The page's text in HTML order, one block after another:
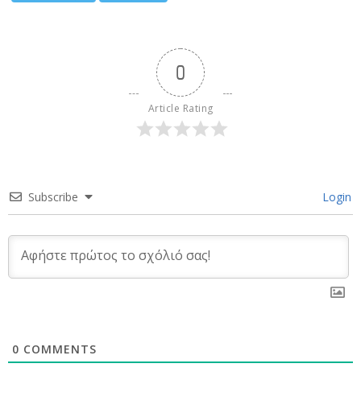
0
Article Rating
Subscribe Login
0 COMMENTS